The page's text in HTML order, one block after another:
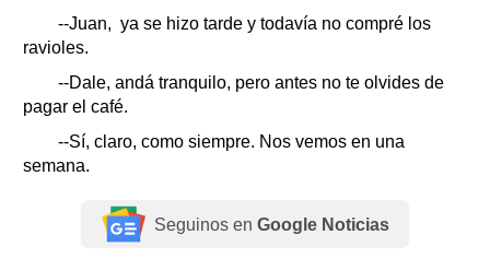
--Juan, ya se hizo tarde y todavía no compré los
ravioles.
--Dale, andá tranquilo, pero antes no te olvides de
pagar el café.
--Sí, claro, como siempre. Nos vemos en una
semana.
Seguinos en Google Noticias